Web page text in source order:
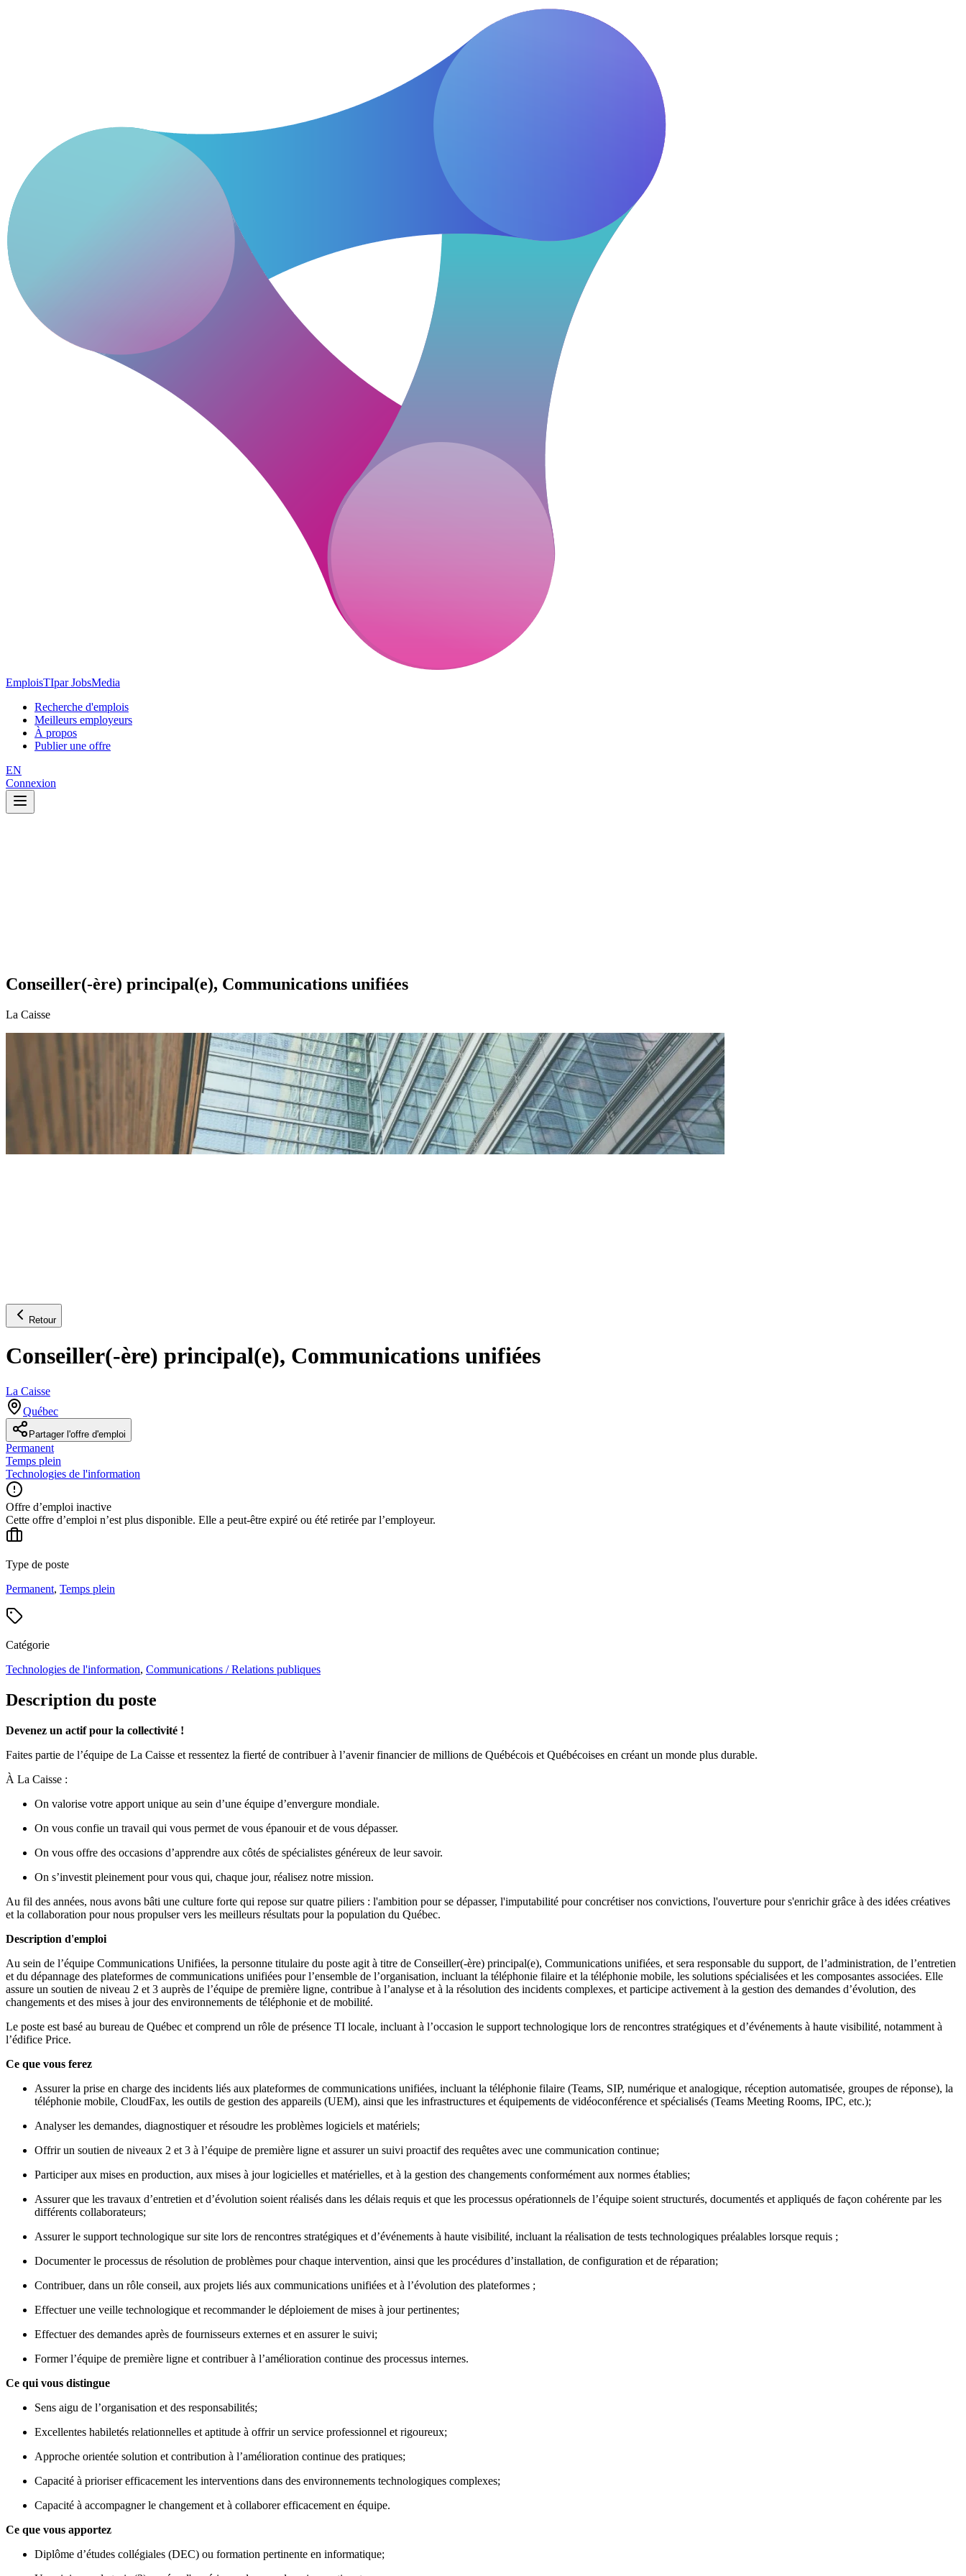
EmploisTIpar JobsMedia
Recherche d'emplois
Meilleurs employeurs
À propos
Publier une offre
EN
Connexion
Conseiller(-ère) principal(e), Communications unifiées
La Caisse
Retour
Conseiller(-ère) principal(e), Communications unifiées
La Caisse
Québec
Partager l'offre d'emploi
Permanent
Temps plein
Technologies de l'information
Offre d’emploi inactive
Cette offre d’emploi n’est plus disponible. Elle a peut-être expiré ou été retirée par l’employeur.
Type de poste
Permanent, Temps plein
Catégorie
Technologies de l'information, Communications / Relations publiques
Description du poste
Devenez un actif pour la collectivité !
Faites partie de l’équipe de La Caisse et ressentez la fierté de contribuer à l’avenir financier de millions de Québécois et Québécoises en créant un monde plus durable.
À La Caisse :
On valorise votre apport unique au sein d’une équipe d’envergure mondiale.
On vous confie un travail qui vous permet de vous épanouir et de vous dépasser.
On vous offre des occasions d’apprendre aux côtés de spécialistes généreux de leur savoir.
On s’investit pleinement pour vous qui, chaque jour, réalisez notre mission.
Au fil des années, nous avons bâti une culture forte qui repose sur quatre piliers : l'ambition pour se dépasser, l'imputabilité pour concrétiser nos convictions, l'ouverture pour s'enrichir grâce à des idées créatives
et la collaboration pour nous propulser vers les meilleurs résultats pour la population du Québec.
Description d'emploi
Au sein de l’équipe Communications Unifiées, la personne titulaire du poste agit à titre de Conseiller(-ère) principal(e), Communications unifiées, et sera responsable du support, de l’administration, de l’entretien
et du dépannage des plateformes de communications unifiées pour l’ensemble de l’organisation, incluant la téléphonie filaire et la téléphonie mobile, les solutions spécialisées et les composantes associées. Elle
assure un soutien de niveau 2 et 3 auprès de l’équipe de première ligne, contribue à l’analyse et à la résolution des incidents complexes, et participe activement à la gestion des demandes d’évolution, des
changements et des mises à jour des environnements de téléphonie et de mobilité.
Le poste est basé au bureau de Québec et comprend un rôle de présence TI locale, incluant à l’occasion le support technologique lors de rencontres stratégiques et d’événements à haute visibilité, notamment à
l’édifice Price.
Ce que vous ferez
Assurer la prise en charge des incidents liés aux plateformes de communications unifiées, incluant la téléphonie filaire (Teams, SIP, numérique et analogique, réception automatisée, groupes de réponse), la
téléphonie mobile, CloudFax, les outils de gestion des appareils (UEM), ainsi que les infrastructures et équipements de vidéoconférence et spécialisés (Teams Meeting Rooms, IPC, etc.);
Analyser les demandes, diagnostiquer et résoudre les problèmes logiciels et matériels;
Offrir un soutien de niveaux 2 et 3 à l’équipe de première ligne et assurer un suivi proactif des requêtes avec une communication continue;
Participer aux mises en production, aux mises à jour logicielles et matérielles, et à la gestion des changements conformément aux normes établies;
Assurer que les travaux d’entretien et d’évolution soient réalisés dans les délais requis et que les processus opérationnels de l’équipe soient structurés, documentés et appliqués de façon cohérente par les
différents collaborateurs;
Assurer le support technologique sur site lors de rencontres stratégiques et d’événements à haute visibilité, incluant la réalisation de tests technologiques préalables lorsque requis ;
Documenter le processus de résolution de problèmes pour chaque intervention, ainsi que les procédures d’installation, de configuration et de réparation;
Contribuer, dans un rôle conseil, aux projets liés aux communications unifiées et à l’évolution des plateformes ;
Effectuer une veille technologique et recommander le déploiement de mises à jour pertinentes;
Effectuer des demandes après de fournisseurs externes et en assurer le suivi;
Former l’équipe de première ligne et contribuer à l’amélioration continue des processus internes.
Ce qui vous distingue
Sens aigu de l’organisation et des responsabilités;
Excellentes habiletés relationnelles et aptitude à offrir un service professionnel et rigoureux;
Approche orientée solution et contribution à l’amélioration continue des pratiques;
Capacité à prioriser efficacement les interventions dans des environnements technologiques complexes;
Capacité à accompagner le changement et à collaborer efficacement en équipe.
Ce que vous apportez
Diplôme d’études collégiales (DEC) ou formation pertinente en informatique;